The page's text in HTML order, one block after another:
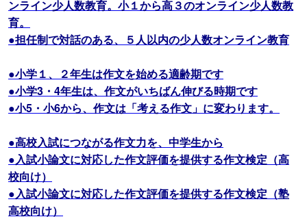
ンライン少人数教育。小１から高３のオンライン少人数教
育。
●担任制で対話のある、５人以内の少人数オンライン教育
●小学１、２年生は作文を始める適齢期です
●小学3・4年生は、作文がいちばん伸びる時期です
●小5・小6から、作文は「考える作文」に変わります。
●高校入試につながる作文力を、中学生から
●入試小論文に対応した作文評価を提供する作文検定（高
校向け）
●入試小論文に対応した作文評価を提供する作文検定（塾
高校向け）